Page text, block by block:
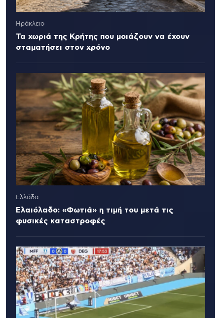
Ηράκλειο
Τα χωριά της Κρήτης που μοιάζουν να έχουν
σταματήσει στον χρόνο
Ελλάδα
Ελαιόλαδο: «Φωτιά» η τιμή του μετά τις
φυσικές καταστροφές